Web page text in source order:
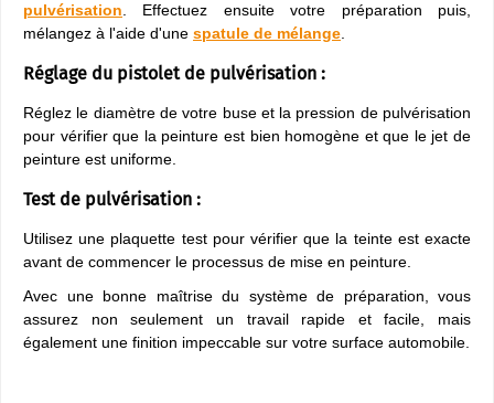
pulvérisation . Effectuez ensuite votre préparation puis,
mélangez à l'aide d'une spatule de mélange
Réglage du pistolet de pulvérisation :
Réglez le diamètre de votre buse et la pression de pulvérisation
pour vérifier que la peinture est bien homogène et que le jet de
peinture est uniforme.
​Test de pulvérisation :
Utilisez une plaquette test pour vérifier que la teinte est exacte
avant de commencer le processus de mise en peinture.
Avec une bonne maîtrise du système de préparation, vous
assurez non seulement un travail rapide et facile, mais
également une finition impeccable sur votre surface automobile.